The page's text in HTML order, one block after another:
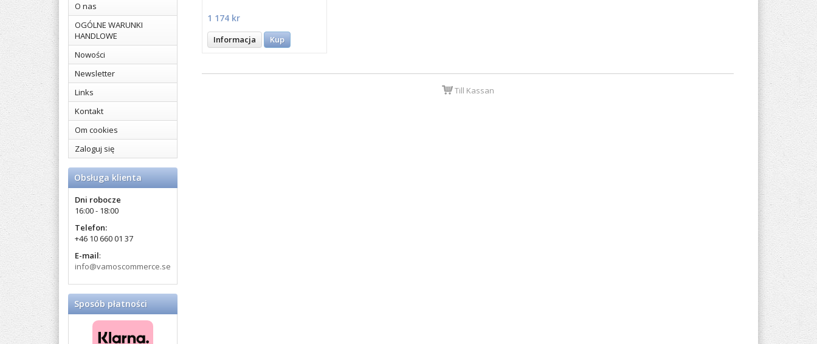
O nas
OGÓLNE WARUNKI
HANDLOWE
Nowości
Newsletter
Links
Kontakt
Om cookies
Zaloguj się
Obsługa klienta
Dni robocze
16:00 - 18:00
Telefon:
+46 10 660 01 37
E-mail:
info@vamoscommerce.se
Sposób płatności
1 174 kr
Informacja Kup
Till Kassan